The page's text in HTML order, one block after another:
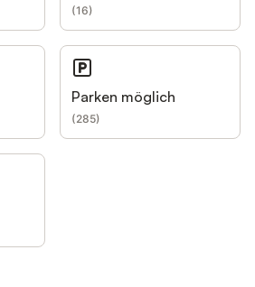
(16)
Parken möglich
(285)